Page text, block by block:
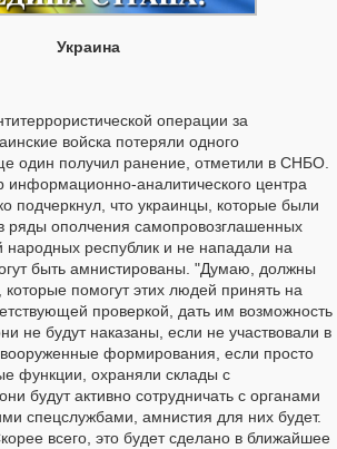
Украина
операции за
войска потеряли одного
один получил ранение, отметили в СНБО.
информационно-аналитического центра
подчеркнул, что украинцы, которые были
ряды ополчения самопровозглашенных
народных республик и не нападали на
быть амнистированы. "Думаю, должны
помогут этих людей принять на
проверкой, дать им возможность
не будут наказаны, если не участвовали в
формирования, если просто
функции, охраняли склады с
будут активно сотрудничать с органами
спецслужбами, амнистия для них будет.
всего, это будет сделано в ближайшее